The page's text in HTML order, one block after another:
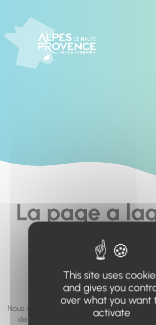
La page a
vous
accéder
pas... ou
Nous vous invitons à utiliser le moteur de
de page, ou à utiliser le menu pour
This site uses
and gives you
over what you want
activate